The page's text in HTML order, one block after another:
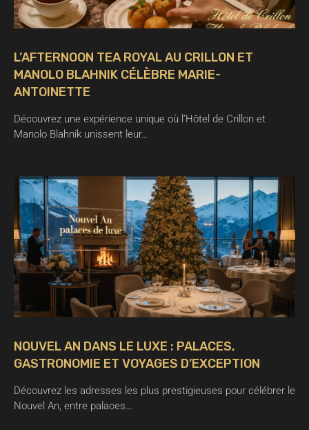
L’AFTERNOON TEA ROYAL AU CRILLON ET
MANOLO BLAHNIK CÉLÈBRE MARIE-
ANTOINETTE
Découvrez une expérience unique où l’Hôtel de Crillon et
Manolo Blahnik unissent leur…
NOUVEL AN DANS LE LUXE : PALACES,
GASTRONOMIE ET VOYAGES D’EXCEPTION
Découvrez les adresses les plus prestigieuses pour célébrer le
Nouvel An, entre palaces…